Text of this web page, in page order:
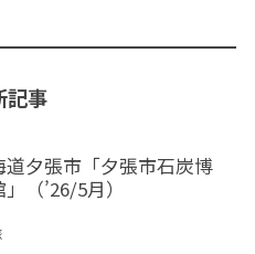
記事
道夕張市「夕張市石炭博
（’26/5月）